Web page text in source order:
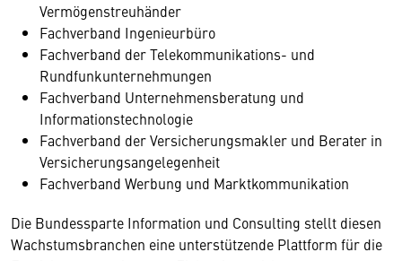
Vermögenstreuhänder
Fachverband Ingenieurbüro
Fachverband der Telekommunikations- und
Rundfunkunternehmungen
Fachverband Unternehmensberatung und
Informationstechnologie
Fachverband der Versicherungsmakler und Berater in
Versicherungsangelegenheit
Fachverband Werbung und Marktkommunikation
Die Bundessparte Information und Consulting stellt diesen
Wachstumsbranchen eine unterstützende Plattform für die